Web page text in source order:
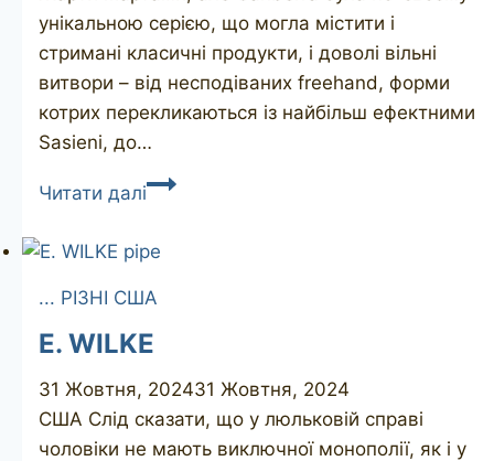
унікальною серією, що могла містити і
стримані класичні продукти, і доволі вільні
витвори – від несподіваних freehand, форми
котрих перекликаються із найбільш ефектними
Sasieni, до…
Читати даліJOHN
... РІЗНІ США
E. WILKE
31 Жовтня, 202431 Жовтня, 2024
США Слід сказати, що у люльковій справі
чоловіки не мають виключної монополії, як і у